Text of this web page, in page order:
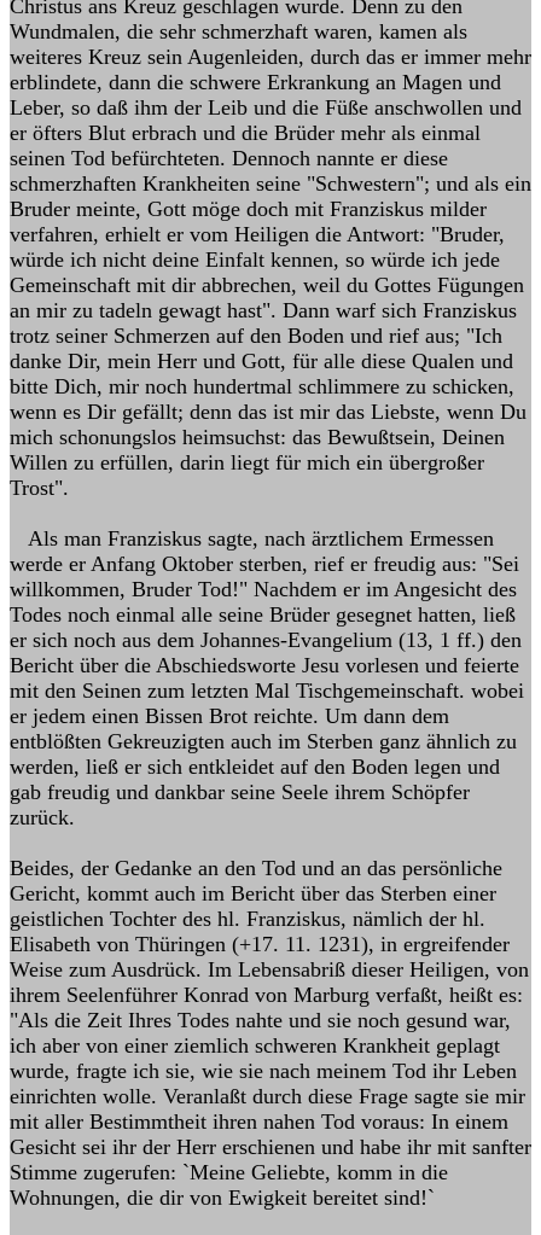
Christus ans Kreuz geschlagen wurde. Denn zu den
Wundmalen, die sehr schmerzhaft waren, kamen als
weiteres Kreuz sein Augenleiden, durch das er immer mehr
erblindete, dann die schwere Erkrankung an Magen und
Leber, so daß ihm der Leib und die Füße anschwollen und
er öfters Blut erbrach und die Brüder mehr als einmal
seinen Tod befürchteten. Dennoch nannte er diese
schmerzhaften Krankheiten seine "Schwestern"; und als ein
Bruder meinte, Gott möge doch mit Franziskus milder
verfahren, erhielt er vom Heiligen die Antwort: "Bruder,
würde ich nicht deine Einfalt kennen, so würde ich jede
Gemeinschaft mit dir abbrechen, weil du Gottes Fügungen
an mir zu tadeln gewagt hast". Dann warf sich Franziskus
trotz seiner Schmerzen auf den Boden und rief aus; "Ich
danke Dir, mein Herr und Gott, für alle diese Qualen und
bitte Dich, mir noch hundertmal schlimmere zu schicken,
wenn es Dir gefällt; denn das ist mir das Liebste, wenn Du
mich schonungslos heimsuchst: das Bewußtsein, Deinen
Willen zu erfüllen, darin liegt für mich ein übergroßer
Trost".
Als man Franziskus sagte, nach ärztlichem Ermessen
werde er Anfang Oktober sterben, rief er freudig aus: "Sei
willkommen, Bruder Tod!" Nachdem er im Angesicht des
Todes noch einmal alle seine Brüder gesegnet hatten, ließ
er sich noch aus dem Johannes-Evangelium (13, 1 ff.) den
Bericht über die Abschiedsworte Jesu vorlesen und feierte
mit den Seinen zum letzten Mal Tischgemeinschaft. wobei
er jedem einen Bissen Brot reichte. Um dann dem
entblößten Gekreuzigten auch im Sterben ganz ähnlich zu
werden, ließ er sich entkleidet auf den Boden legen und
gab freudig und dankbar seine Seele ihrem Schöpfer
zurück.
Beides, der Gedanke an den Tod und an das persönliche
Gericht, kommt auch im Bericht über das Sterben einer
geistlichen Tochter des hl. Franziskus, nämlich der hl.
Elisabeth von Thüringen (+17. 11. 1231), in ergreifender
Weise zum Ausdrück. Im Lebensabriß dieser Heiligen, von
ihrem Seelenführer Konrad von Marburg verfaßt, heißt es:
"Als die Zeit Ihres Todes nahte und sie noch gesund war,
ich aber von einer ziemlich schweren Krankheit geplagt
wurde, fragte ich sie, wie sie nach meinem Tod ihr Leben
einrichten wolle. Veranlaßt durch diese Frage sagte sie mir
mit aller Bestimmtheit ihren nahen Tod voraus: In einem
Gesicht sei ihr der Herr erschienen und habe ihr mit sanfter
Stimme zugerufen: `Meine Geliebte, komm in die
Wohnungen, die dir von Ewigkeit bereitet sind!`